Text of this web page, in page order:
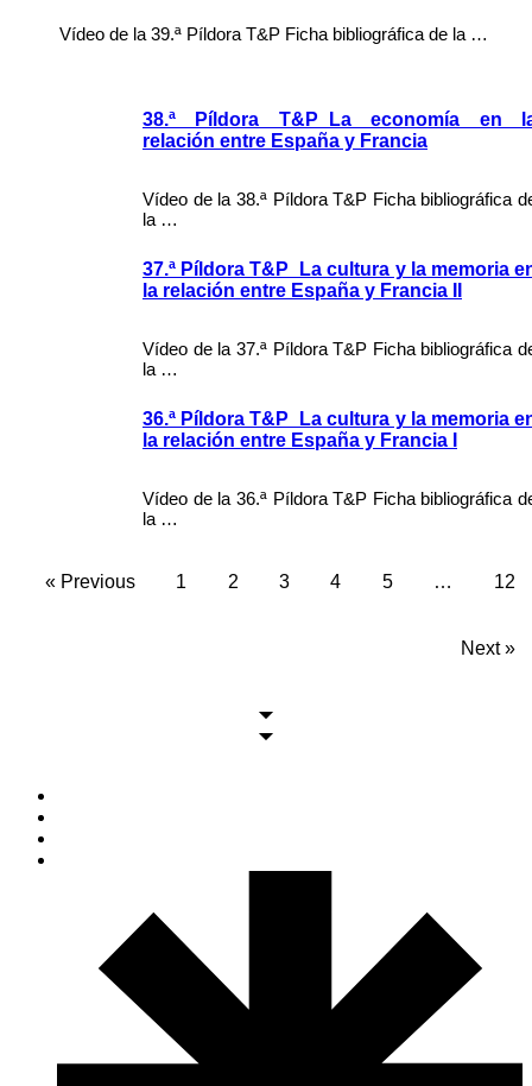
Vídeo de la 39.ª Píldora T&P Ficha bibliográfica de la …
38.ª Píldora T&P_La economía en
relación entre España y Francia
Vídeo de la 38.ª Píldora T&P Ficha bibliográfica
la …
37.ª Píldora T&P_La cultura y la memoria
la relación entre España y Francia II
Vídeo de la 37.ª Píldora T&P Ficha bibliográfica
la …
36.ª Píldora T&P_La cultura y la memoria
la relación entre España y Francia I
Vídeo de la 36.ª Píldora T&P Ficha bibliográfica
la …
« Previous 1 2 3 4 5 … 12
Next »